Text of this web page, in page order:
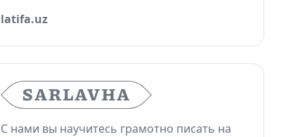
latifa.uz
С нами вы научитесь грамотно писать на